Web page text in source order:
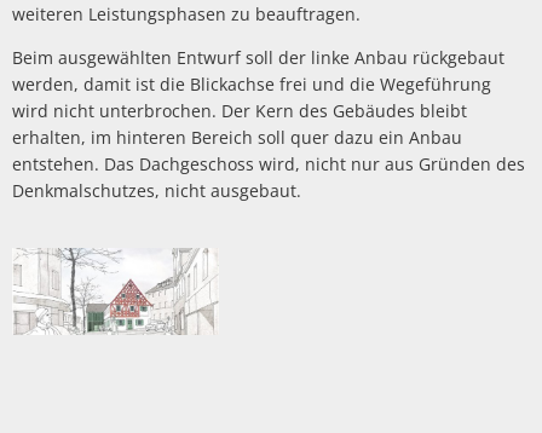
weiteren Leistungsphasen zu beauftragen.
Beim ausgewählten Entwurf soll der linke Anbau rückgebaut
werden, damit ist die Blickachse frei und die Wegeführung
wird nicht unterbrochen. Der Kern des Gebäudes bleibt
erhalten, im hinteren Bereich soll quer dazu ein Anbau
entstehen. Das Dachgeschoss wird, nicht nur aus Gründen des
Denkmalschutzes, nicht ausgebaut.